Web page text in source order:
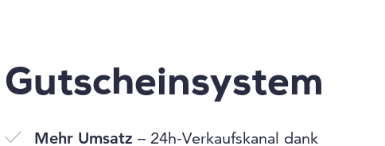
Gutscheinsystem
Mehr Umsatz – 24h-Verkaufskanal dank